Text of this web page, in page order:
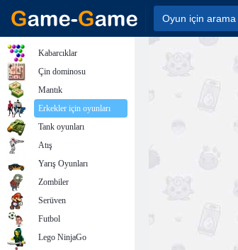
Kabarcıklar
Çin dominosu
Mantık
Erkekler için oyunları
Tank oyunları
Atış
Yarış Oyunları
Zombiler
Serüven
Futbol
Lego NinjaGo